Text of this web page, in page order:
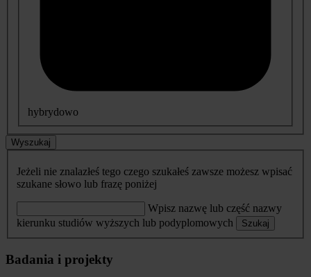
hybrydowo
Wyszukaj
Jeżeli nie znalazłeś tego czego szukałeś zawsze możesz wpisać
szukane słowo lub frazę poniżej
Wpisz nazwę lub część nazwy
kierunku studiów wyższych lub podyplomowych
Szukaj
Badania i projekty